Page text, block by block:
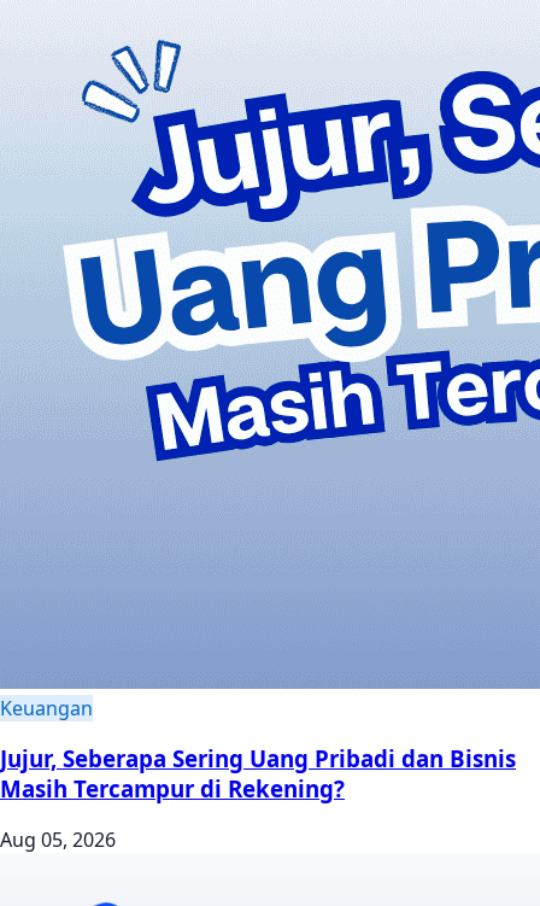
Keuangan
Jujur, Seberapa Sering Uang Pribadi dan Bisnis
Masih Tercampur di Rekening?
Aug 05, 2026